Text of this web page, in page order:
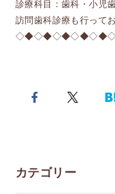
診療科目：歯科・小児
訪問歯科診療も行って
カテゴリー